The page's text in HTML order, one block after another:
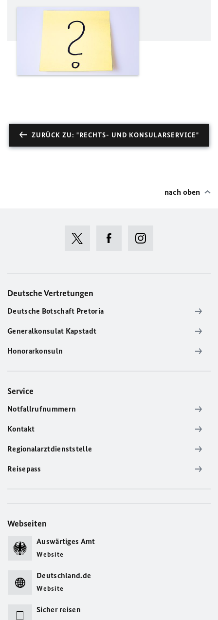
ZURÜCK ZU: "RECHTS- UND KONSULARSERVICE"
nach oben
Deutsche Vertretungen
Deutsche Botschaft Pretoria
Generalkonsulat Kapstadt
Honorarkonsuln
Service
Notfallrufnummern
Kontakt
Regionalarztdienststelle
Reisepass
Webseiten
Auswärtiges Amt
Website
Deutschland.de
Website
Sicher reisen